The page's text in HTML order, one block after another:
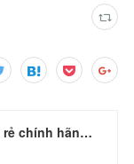
Lắp camera quan sát giá rẻ chính hãng's Ownd